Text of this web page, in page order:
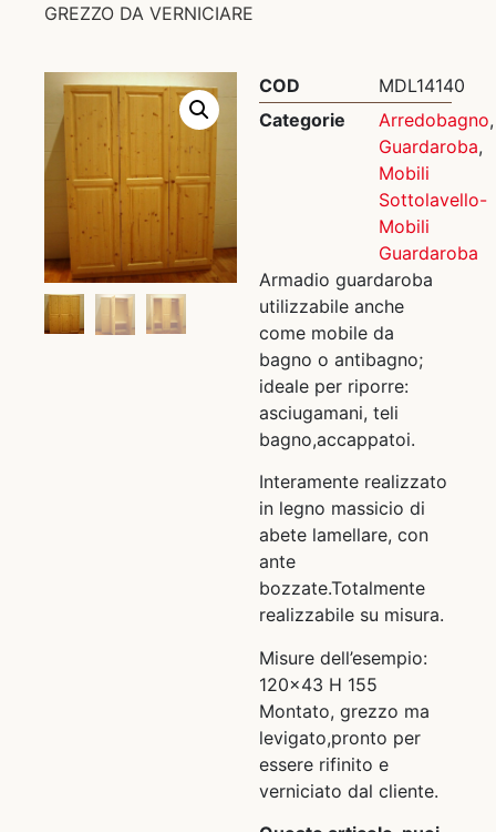
GREZZO DA VERNICIARE
COD
MDL14140
Categorie
Arredobagno,
Guardaroba,
Mobili
Sottolavello-
Mobili
Guardaroba
Armadio guardaroba
utilizzabile anche
come mobile da
bagno o antibagno;
ideale per riporre:
asciugamani, teli
bagno,accappatoi.
Interamente realizzato
in legno massicio di
abete lamellare, con
ante
bozzate.Totalmente
realizzabile su misura.
Misure dell’esempio:
120×43 H 155
Montato, grezzo ma
levigato,pronto per
essere rifinito e
verniciato dal cliente.